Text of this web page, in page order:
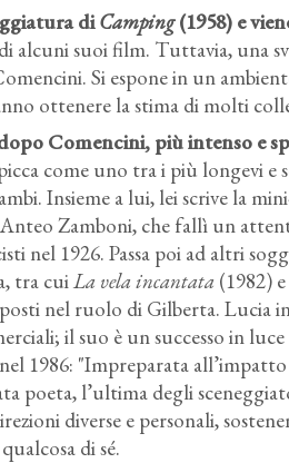
diCamping(1958) e
alcuni suoi film. Tuttavia, una
Si espone in un
ottenere la stima di molti
Comencini, più intenso e
come uno tra i più longevi
Insieme a lui, lei scrive la
Anteo Zamboni, che fallì un
nel 1926. Passa poi ad altri
tra cuiLa vela incantata (1982) e
nel ruolo di Gilberta. Lucia
il suo è un successo in
nel 1986: "Impreparata
poeta, l’ultima degli
diverse e personali,
di sé.